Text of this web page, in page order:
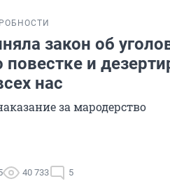
закон об
повестке и
нас
за мародерство
40 733 5